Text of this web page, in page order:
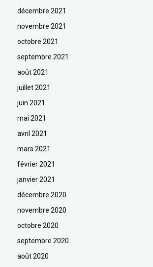
décembre 2021
novembre 2021
octobre 2021
septembre 2021
août 2021
juillet 2021
juin 2021
mai 2021
avril 2021
mars 2021
février 2021
janvier 2021
décembre 2020
novembre 2020
octobre 2020
septembre 2020
août 2020